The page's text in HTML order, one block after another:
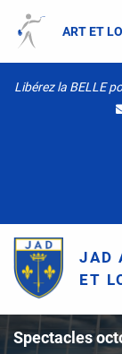
ART ET
Libérez la BELLE
JAD
ET